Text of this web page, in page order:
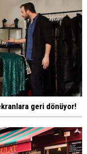
geri dönüyor!